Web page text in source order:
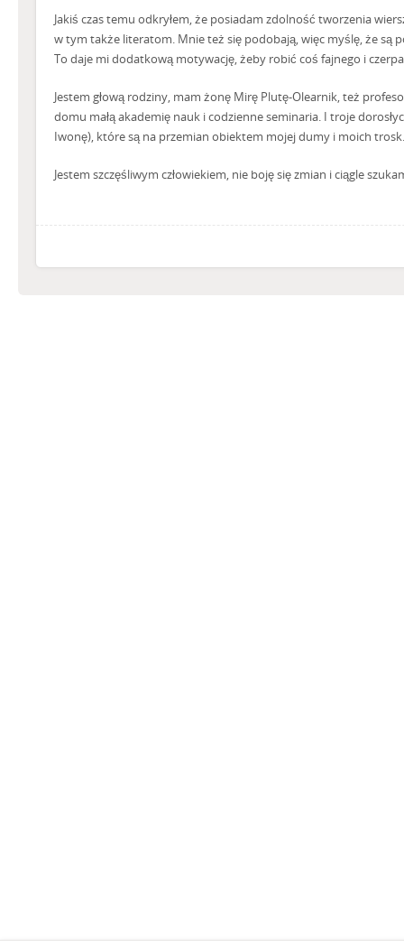
Jakiś czas temu odkryłem, że posiadam zdolność tworzenia
w tym także literatom. Mnie też się podobają, więc myślę, że są
To daje mi dodatkową motywację, żeby robić coś fajnego i
Jestem głową rodziny, mam żonę Mirę Plutę-Olearnik, też
domu małą akademię nauk i codzienne seminaria. I troje
Iwonę), które są na przemian obiektem mojej dumy i moich trosk.
Jestem szczęśliwym człowiekiem, nie boję się zmian i ciągle